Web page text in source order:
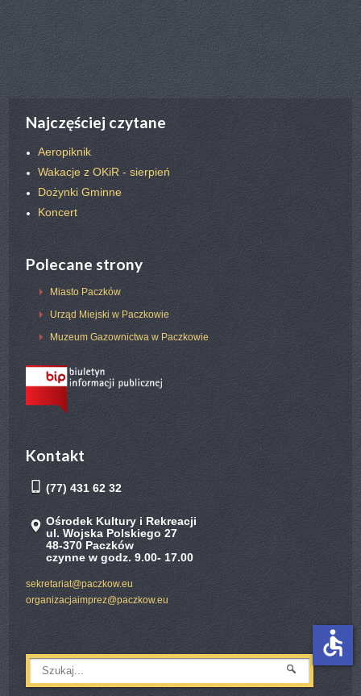
poprz. nast.
Najczęściej czytane
Aeropiknik
Wakacje z OKiR - sierpień
Dożynki Gminne
Koncert
Polecane strony
Miasto Paczków
Urząd Miejski w Paczkowie
Muzeum Gazownictwa w Paczkowie
Kontakt
(77) 431 62 32
Ośrodek Kultury i Rekreacji
ul. Wojska Polskiego 27
48-370 Paczków
czynne w godz. 9.00- 17.00
sekretariat@paczkow.eu
organizacjaimprez@paczkow.eu
accessible